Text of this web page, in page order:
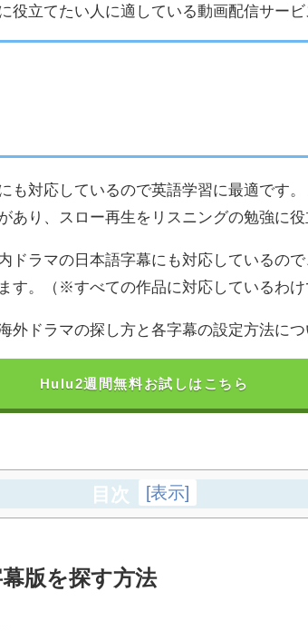
役立てたい人に適している動画配信サー
も対応しているので英語学習に最適です
あり、スロー再生をリスニングの勉強に役
ドラマの日本語字幕にも対応しているの
す。（※すべての作品に対応しているわけ
外ドラマの探し方と各字幕の設定方法につ
Hulu2週間無料お試しはこちら
目次 [表示]
版を探す方法